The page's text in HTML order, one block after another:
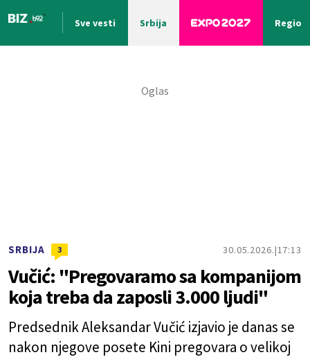
Sve vesti Srbija Region
SRBIJA 3 30.05.2026. 17:13
Vučić: "Pregovaramo sa kompanijom
koja treba da zaposli 3.000 ljudi"
Predsednik Aleksandar Vučić izjavio je danas se
nakon njegove posete Kini pregovara o velikoj